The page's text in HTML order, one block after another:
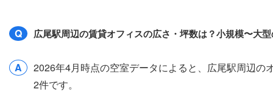
Q 広尾駅周辺の賃貸オフィスの広さ・坪数は？小規模〜大
A
2026年4月時点の空室データによると、広尾駅周辺
2件です。